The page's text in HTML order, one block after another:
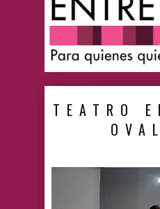
TEATRO